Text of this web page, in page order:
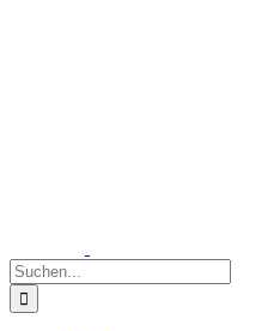
Suche
nach: